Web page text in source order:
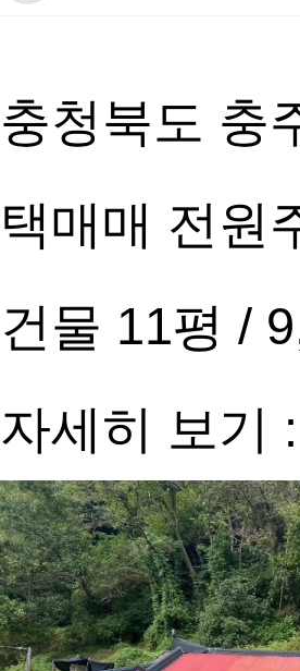
충청북도 충
택매매 전원
건물 11평 /
자세히 보기 :